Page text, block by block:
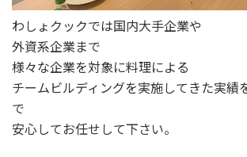
わしょクックでは国内大手企業や
外資系企業まで
様々な企業を対象に料理による
チームビルディングを実施してきた実績
で
安心してお任せして下さい。